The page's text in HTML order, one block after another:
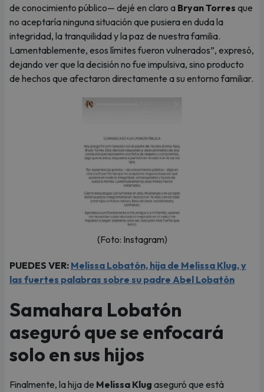
de conocimiento público— dejé en claro a Bryan Torres que
no aceptaría ninguna situación que pusiera en duda la
integridad, la tranquilidad y la paz de nuestra familia.
Lamentablemente, esos límites fueron vulnerados”, expresó,
dejando ver que la decisión no fue impulsiva, sino producto
de hechos que afectaron directamente a su entorno familiar.
(Foto: Instagram)
PUEDES VER: Melissa Lobatón, hija de Melissa Klug, y
las fuertes palabras sobre su padre Abel Lobatón
Samahara Lobatón
aseguró que se enfocará
solo en sus hijos
Finalmente, la hija de Melissa Klug aseguró que está